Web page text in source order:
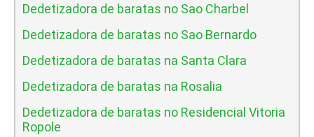
Dedetizadora de baratas no Sao Charbel
Dedetizadora de baratas no Sao Bernardo
Dedetizadora de baratas na Santa Clara
Dedetizadora de baratas na Rosalia
Dedetizadora de baratas no Residencial Vitoria
Ropole